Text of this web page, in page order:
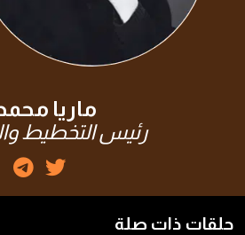
ماريا
رئيس التخطيط
حلقات ذات صلة